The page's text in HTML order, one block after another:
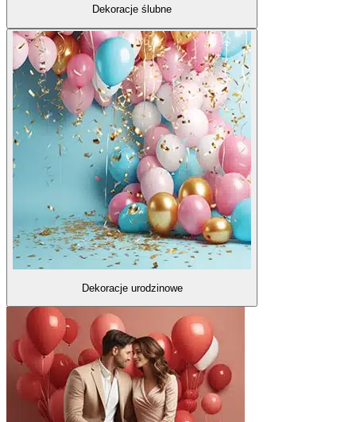
Dekoracje ślubne
Dekoracje urodzinowe